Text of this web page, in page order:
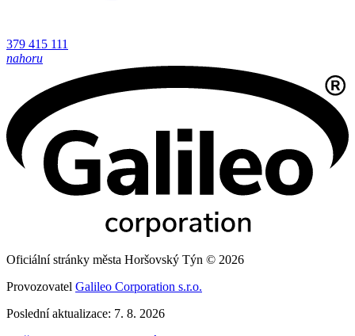
379 415 111
nahoru
Oficiální stránky města Horšovský Týn © 2026
Provozovatel Galileo Corporation s.r.o.
Poslední aktualizace: 7. 8. 2026